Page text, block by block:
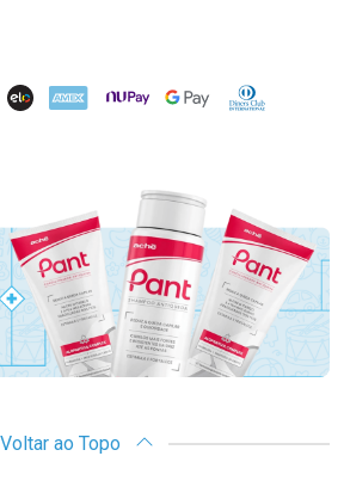
ELO AMEX NuPay Google PayDiners Club
Destaque
Voltar ao Topo